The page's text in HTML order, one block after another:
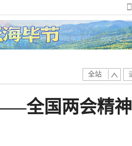
全站
全国两会精